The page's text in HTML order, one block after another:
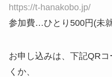
https://t-hanakobo.jp/
参加費…ひとり500円(未
お申し込みは、下記QR
くか、